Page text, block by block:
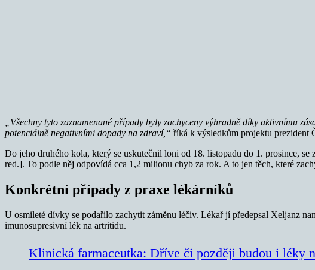
„Všechny tyto zaznamenané případy byly zachyceny výhradně díky aktivnímu
potenciálně negativními dopady na zdraví,“ říká k výsledkům projektu prezident
Do jeho druhého kola, který se uskutečnil loni od 18. listopadu do 1. prosince,
red.]. To podle něj odpovídá cca 1,2 milionu chyb za rok. A to jen těch, které
Konkrétní případy z praxe lékárníků
U osmileté dívky se podařilo zachytit záměnu léčiv. Lékař jí předepsal Xeljanz
imunosupresivní lék na artritidu.
Klinická farmaceutka: Dříve či později budou i léky